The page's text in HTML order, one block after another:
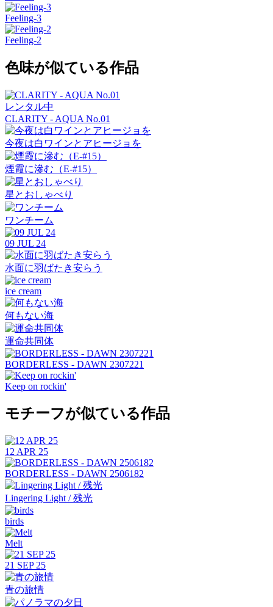
Feeling-3
Feeling-2
色味が似ている作品
レンタル中
CLARITY - AQUA No.01
今夜は白ワインとアヒージョを
煙霞に滲む（E-#15）
星とおしゃべり
ワンチーム
09 JUL 24
水面に羽ばたき安らう
ice cream
何もない海
運命共同体
BORDERLESS - DAWN 2307221
Keep on rockin'
モチーフが似ている作品
12 APR 25
BORDERLESS - DAWN 2506182
Lingering Light / 残光
birds
Melt
21 SEP 25
青の旅情